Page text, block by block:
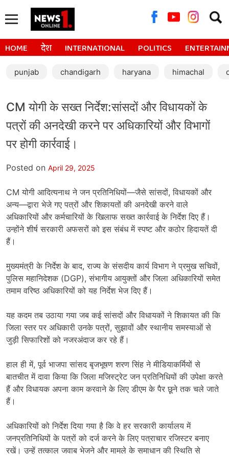
for:
HOME देश INTERNATIONAL POLITICS
punjab chandigarh haryana himachal
CM योगी के सख्त निर्देश:सांसदों और विधायकों के
पत्रों की अनदेखी करने पर अधिकारियों और विभागों
पर होगी कार्रवाई।
Posted on April 29, 2025
CM योगी आदित्यनाथ ने जन प्रतिनिधियों—जैसे सांसदों, विधायकों और
अन्य—द्वारा भेजे गए पत्रों और शिकायतों की अनदेखी करने वाले
अधिकारियों और कर्मचारियों के खिलाफ सख्त कार्रवाई के निर्देश दिए हैं।
उन्होंने शीर्ष सरकारी अफसरों को इस संबंध में स्पष्ट और कठोर हिदायतें दी
हैं।
मुख्यमंत्री के निर्देश के बाद, राज्य के संसदीय कार्य विभाग ने प्रमुख सचिवों,
पुलिस महानिदेशक (DGP), संभागीय आयुक्तों और जिला अधिकारियों समेत
तमाम वरिष्ठ अधिकारियों को यह निर्देश भेज दिए हैं।
यह कदम तब उठाया गया जब कई सांसदों और विधायकों ने शिकायत की कि
जिला स्तर पर अधिकारी उनके पत्रों, सुझावों और स्थानीय समस्याओं से
जुड़ी सिफारिशों को नजरअंदाज कर रहे हैं।
हाल ही में, पूर्व भाजपा सांसद बृजभूषण शरण सिंह ने मीडियाकर्मियों से
बातचीत में दावा किया कि जिला मजिस्ट्रेट जन प्रतिनिधियों की उपेक्षा करते
हैं और विधायक अपना काम करवाने के लिए डीएम के पैर छूने तक चले जाते
हैं।
अधिकारियों को निर्देश दिया गया है कि वे हर सरकारी कार्यालय में
जनप्रतिनिधियों के पत्रों को दर्ज करने के लिए पत्राचार रजिस्टर बनाए
रखें। उन्हें तत्काल जवाब भेजने और मामले के समाधान की स्थिति से